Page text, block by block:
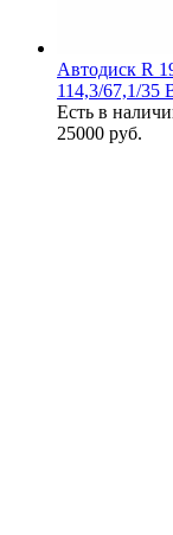
Автодиск R
114,3/67,1/35
Есть в
25000 руб.